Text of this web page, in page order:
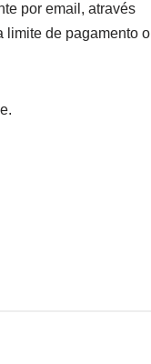
por email, através
limite de pagamento o